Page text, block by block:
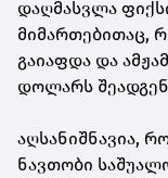
დაღმასვლა
მიმართებითაც,
გაიაფდა და
დოლარს
აღსანიშნავია,
ნავთობი